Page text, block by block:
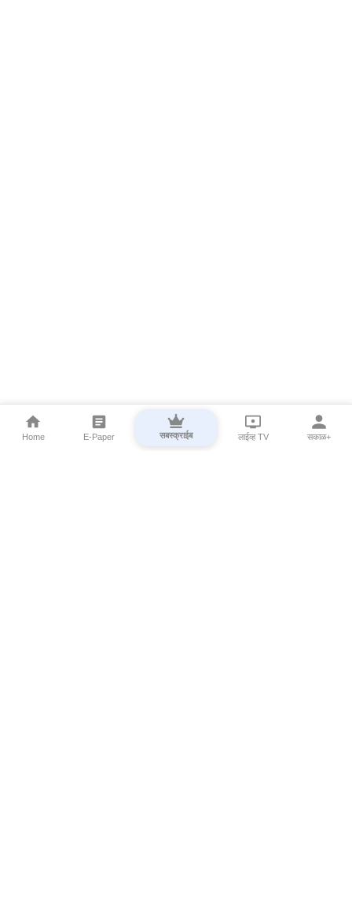
Home E-Paper सबस्क्राईब लाईव्ह TV सकाळ+